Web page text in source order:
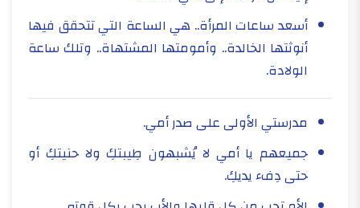
أسعد ساعات المرأة.. هي الساعة التي تتحقق فيها
أنوثتها الخالدة.. وأمومتها المشتهاة.. وتلك ساعة
الولادة.
مدرستي الأولى على صدر أمي.
جميعهم يا أمي لا يُشبهون طِيبتكِ ولا حنيتكِ أو
حتى دِفء يديكِ.